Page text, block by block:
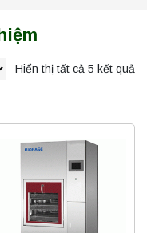
Hiển thị tất cả 5 kết quả